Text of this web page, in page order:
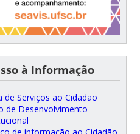
à Informação
de Serviços ao Cidadão
de Desenvolvimento